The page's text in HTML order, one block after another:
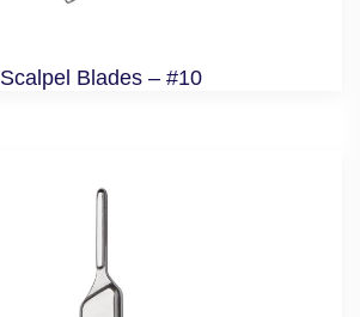
Scalpel Blades – #10